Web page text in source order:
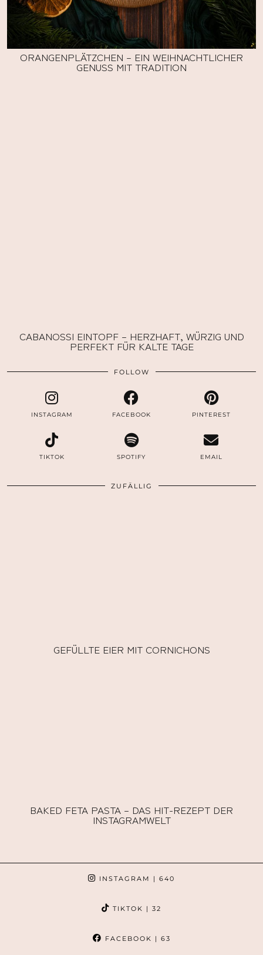
ORANGENPLÄTZCHEN – EIN WEIHNACHTLICHER
GENUSS MIT TRADITION
CABANOSSI EINTOPF – HERZHAFT, WÜRZIG UND
PERFEKT FÜR KALTE TAGE
FOLLOW
INSTAGRAM FACEBOOK PINTEREST
TIKTOK SPOTIFY EMAIL
ZUFÄLLIG
GEFÜLLTE EIER MIT CORNICHONS
BAKED FETA PASTA – DAS HIT-REZEPT DER
INSTAGRAMWELT
INSTAGRAM | 640
TIKTOK | 32
FACEBOOK | 63